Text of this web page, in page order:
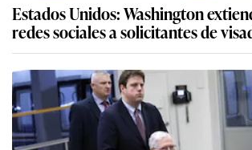
Estados Unidos: Washington
redes sociales a solicitantes de